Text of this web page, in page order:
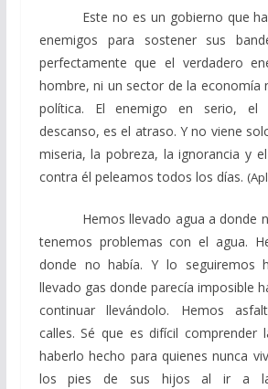
Este no es un gobierno que
enemigos para sostener sus
perfectamente que el verdadero
hombre, ni un sector de la economía
política. El enemigo en serio, el
descanso, es el atraso. Y no viene
miseria, la pobreza, la ignorancia y
contra él peleamos todos los días.
Hemos llevado agua a donde
tenemos problemas con el agua.
donde no había. Y lo seguiremos
llevado gas donde parecía imposible
continuar llevándolo. Hemos
calles. Sé que es difícil comprender
haberlo hecho para quienes nunca
los pies de sus hijos al ir a la